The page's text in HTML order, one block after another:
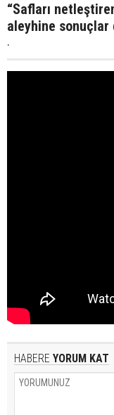
“Safları
aleyhine sonuçlar
.
HABERE YORUM KAT